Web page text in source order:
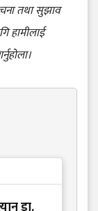
तथा सुझाव
हामीलाई